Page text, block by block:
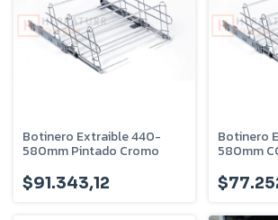
Botinero Extraible 440-
580mm Pintado Cromo
$91.343,12
Botinero
580mm